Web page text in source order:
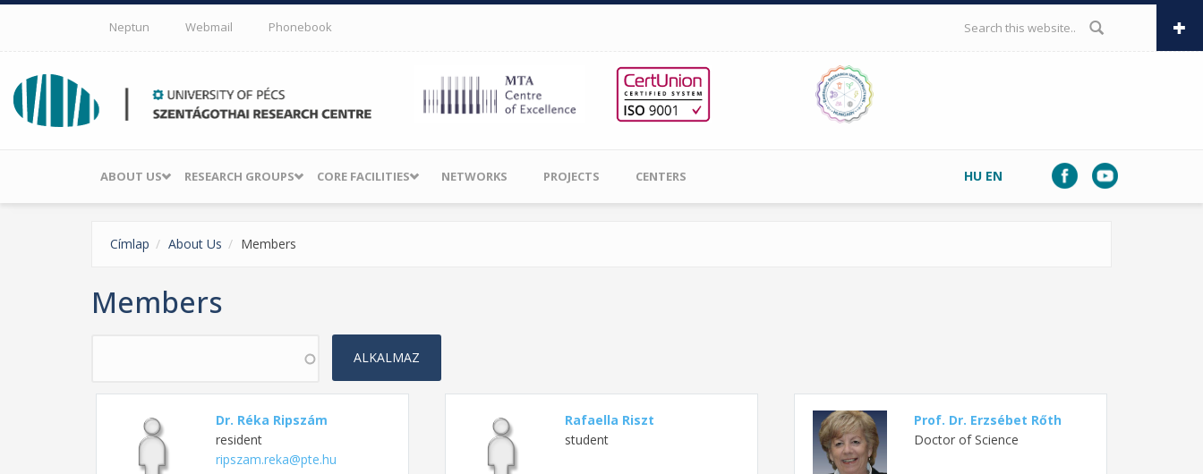
Skip to main content
Neptun Webmail Phonebook SEARCH FORM
ABOUT US RESEARCH GROUPS CORE FACILITIES NETWORKS PROJECTS CENTERS HU EN
Címlap About Us Members
Members
Dr. Réka Ripszám
resident
ripszam.reka@pte.hu
Rafaella Riszt
student
Prof. Dr. Erzsébet Rőth
Doctor of Science